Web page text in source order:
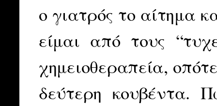
ο γιατρός το αίτημα
είμαι από τους
χημειοθεραπεία,
δεύτερη